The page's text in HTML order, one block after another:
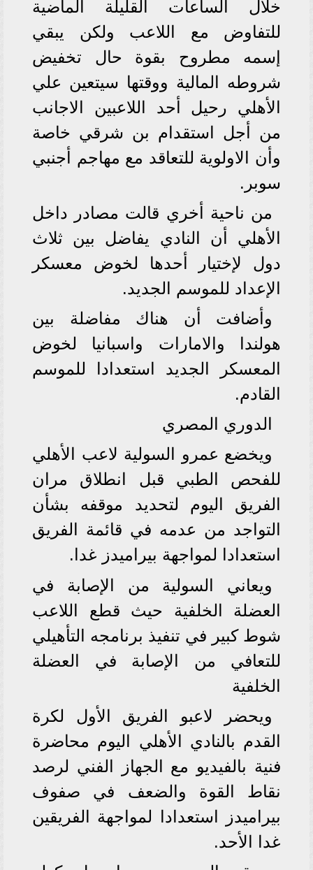
خلال الساعات القليلة الماضية
للتفاوض مع اللاعب ولكن يبقي
إسمه مطروح بقوة حال تخفيض
شروطه المالية ووقتها سيتعين علي
الأهلي رحيل أحد اللاعبين الاجانب
من أجل استقدام بن شرقي خاصة
وأن الاولوية للتعاقد مع مهاجم أجنبي
سوبر.
من ناحية أخري قالت مصادر داخل
الأهلي أن النادي يفاضل بين ثلاث
دول لإختيار أحدها لخوض معسكر
الإعداد للموسم الجديد.
وأضافت أن هناك مفاضلة بين
هولندا والامارات واسبانيا لخوض
المعسكر الجديد استعدادا للموسم
القادم.
الدوري المصري
ويخضع عمرو السولية لاعب الأهلي
للفحص الطبي قبل انطلاق مران
الفريق اليوم لتحديد موقفه بشأن
التواجد من عدمه في قائمة الفريق
استعدادا لمواجهة بيراميدز غدا.
ويعاني السولية من الإصابة في
العضلة الخلفية حيث قطع اللاعب
شوط كبير في تنفيذ برنامجه التأهيلي
للتعافي من الإصابة في العضلة
الخلفية
ويحضر لاعبو الفريق الأول لكرة
القدم بالنادي الأهلي اليوم محاضرة
فنية بالفيديو مع الجهاز الفني لرصد
نقاط القوة والضعف في صفوف
بيراميدز استعدادا لمواجهة الفريقين
غدا الأحد.